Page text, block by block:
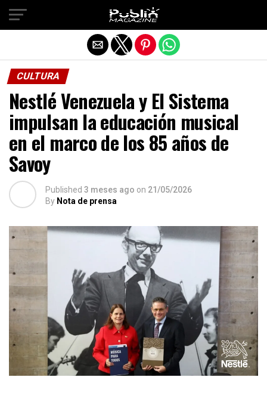
CULTURA
Nestlé Venezuela y El Sistema
impulsan la educación musical
en el marco de los 85 años de
Savoy
Published 3 meses ago on 21/05/2026
By Nota de prensa
Salir de la versión móvil